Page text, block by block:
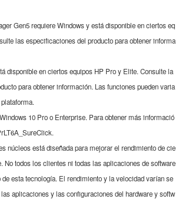
Gen5 requiere Windows y está disponible en ciertos eq
las especificaciones del producto para obtener informa
disponible en ciertos equipos HP Pro y Elite. Consulte la
para obtener información. Las funciones pueden varia
10 Pro o Enterprise. Para obtener más informació
núcleos está diseñada para mejorar el rendimiento de cie
No todos los clientes ni todas las aplicaciones de software
esta tecnología. El rendimiento y la velocidad varían se
aplicaciones y las configuraciones del hardware y softw